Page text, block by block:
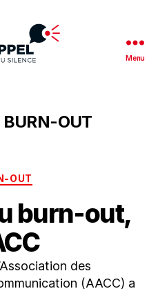
Menu
BURN-OUT
OUT
burn-out,
des
(AACC) a